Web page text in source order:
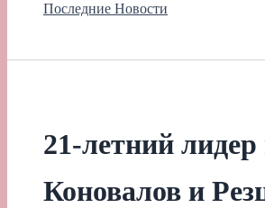
Последние Новости
21-летний
Коновалов и